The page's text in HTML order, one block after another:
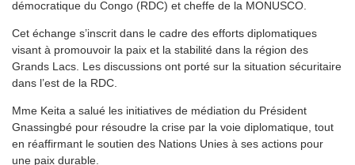
démocratique du Congo (RDC) et cheffe de la MONUSCO.
Cet échange s’inscrit dans le cadre des efforts diplomatiques
visant à promouvoir la paix et la stabilité dans la région des
Grands Lacs. Les discussions ont porté sur la situation sécuritaire
dans l’est de la RDC.
Mme Keita a salué les initiatives de médiation du Président
Gnassingbé pour résoudre la crise par la voie diplomatique, tout
en réaffirmant le soutien des Nations Unies à ses actions pour
une paix durable.